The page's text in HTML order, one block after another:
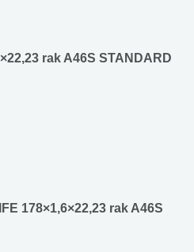
rak A46S STANDARD
178×1,6×22,23 rak A46S